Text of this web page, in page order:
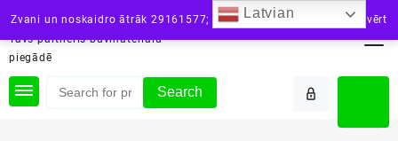
Zvani un noskaidro ātrāk 29161577; vai raksti: info@siltini.lvAizvērt
content
siltini.lv
Tavs partneris būvmateriālu
piegādē
Search
Latvian